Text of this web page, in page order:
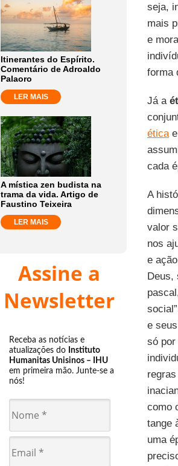
Itinerantes do Espírito.
Comentário de Adroaldo
Palaoro
LER MAIS
A mística zen budista na
trama da vida. Artigo de
Faustino Teixeira
LER MAIS
Assine a
Newsletter
Receba as notícias e
atualizações do Instituto
Humanitas Unisinos – IHU
em primeira mão. Junte-se a
nós!
seja,
mais
e
forma
Já a
éticae
cada
A
valor
nos
e
Deus,
e
só por
como
tange
uma